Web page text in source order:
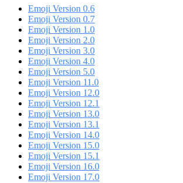
Emoji Version 0.6
Emoji Version 0.7
Emoji Version 1.0
Emoji Version 2.0
Emoji Version 3.0
Emoji Version 4.0
Emoji Version 5.0
Emoji Version 11.0
Emoji Version 12.0
Emoji Version 12.1
Emoji Version 13.0
Emoji Version 13.1
Emoji Version 14.0
Emoji Version 15.0
Emoji Version 15.1
Emoji Version 16.0
Emoji Version 17.0